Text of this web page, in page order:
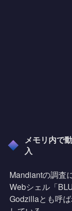
メモリ内で
入
Mandiantの調査
Webシェル「
Godzillaとも呼